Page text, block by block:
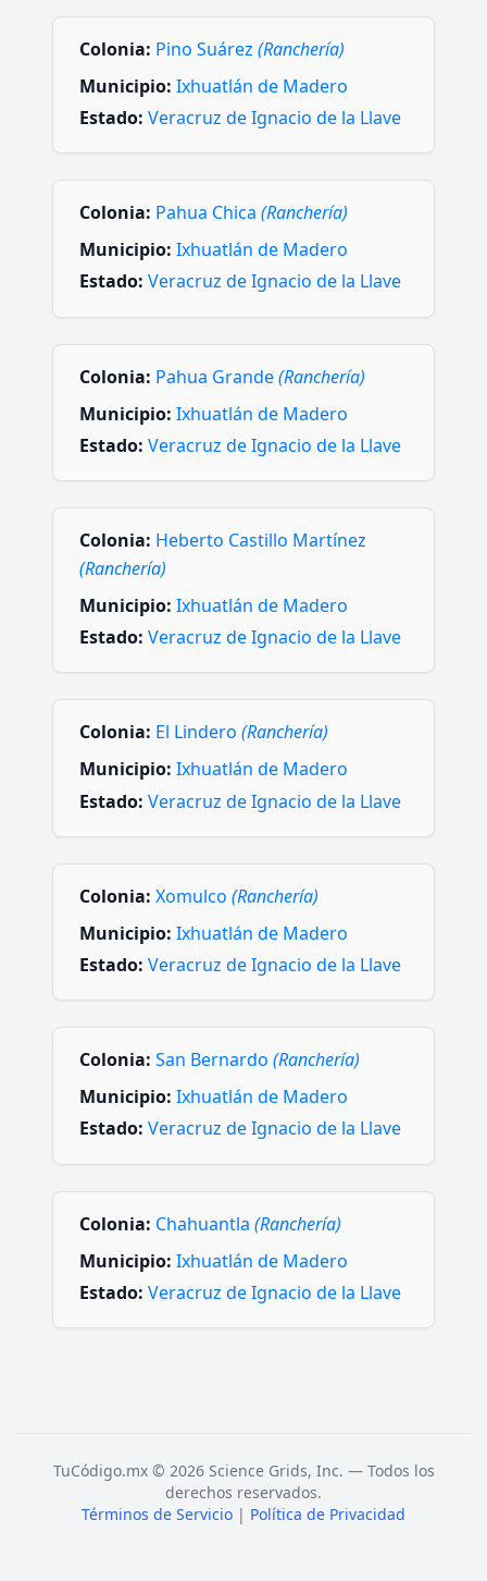
Colonia: Pino Suárez (Ranchería)
Municipio: Ixhuatlán de Madero
Estado: Veracruz de Ignacio de la Llave
Colonia: Pahua Chica (Ranchería)
Municipio: Ixhuatlán de Madero
Estado: Veracruz de Ignacio de la Llave
Colonia: Pahua Grande(Ranchería)
Municipio: Ixhuatlán de Madero
Estado: Veracruz de Ignacio de la Llave
Colonia: Heberto Castillo Martínez
(Ranchería)
Municipio: Ixhuatlán de Madero
Estado: Veracruz de Ignacio de la Llave
Colonia: El Lindero (Ranchería)
Municipio: Ixhuatlán de Madero
Estado: Veracruz de Ignacio de la Llave
Colonia: Xomulco (Ranchería)
Municipio: Ixhuatlán de Madero
Estado: Veracruz de Ignacio de la Llave
Colonia: San Bernardo (Ranchería)
Municipio: Ixhuatlán de Madero
Estado: Veracruz de Ignacio de la Llave
Colonia: Chahuantla (Ranchería)
Municipio: Ixhuatlán de Madero
Estado: Veracruz de Ignacio de la Llave
TuCódigo.mx © 2026 Science Grids, Inc. — Todos los
derechos reservados.
Términos de Servicio | Política de Privacidad